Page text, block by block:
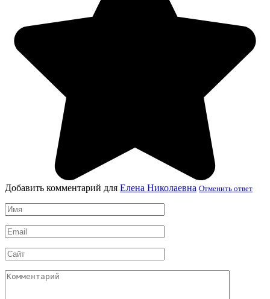
Добавить комментарий для Елена Николаевна Отменить ответ
Имя
*
Email
*
Сайт
Комментарий